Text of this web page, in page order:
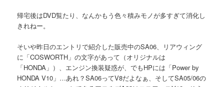
帰宅後はDVD覧たり、なんかもう色々積みモノが多すぎて消化し
きれねー。
そいや昨日のエントリで紹介した販売中のSA06、リアウィング
に「COSWORTH」の文字があって（オリジナルは
「HONDA」）、エンジン換装疑惑が、でもHPには「Power by
HONDA V10」…あれ？SA06ってV8だよなぁ、そしてSA05/06の